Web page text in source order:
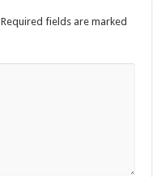
Required fields are marked